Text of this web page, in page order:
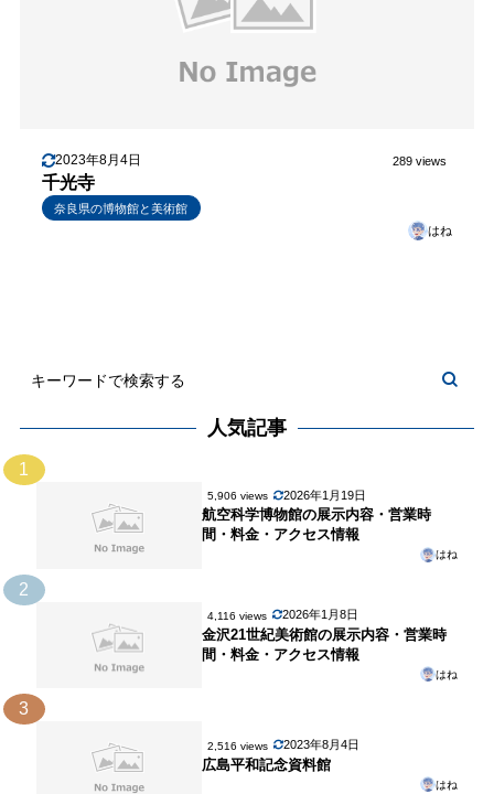
2023年8月4日 289 views
千光寺
奈良県の博物館と美術館
はね
人気記事
1
5,906 views 2026年1月19日
航空科学博物館の展示内容・営業時
間・料金・アクセス情報
はね
2
4,116 views 2026年1月8日
金沢21世紀美術館の展示内容・営業時
間・料金・アクセス情報
はね
3
2,516 views 2023年8月4日
広島平和記念資料館
はね